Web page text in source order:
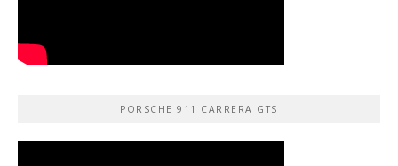
PORSCHE 911 CARRERA GTS